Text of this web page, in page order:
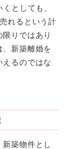
としても、
れるという計
りではあり
、新築離婚を
るのではな
築物件とし